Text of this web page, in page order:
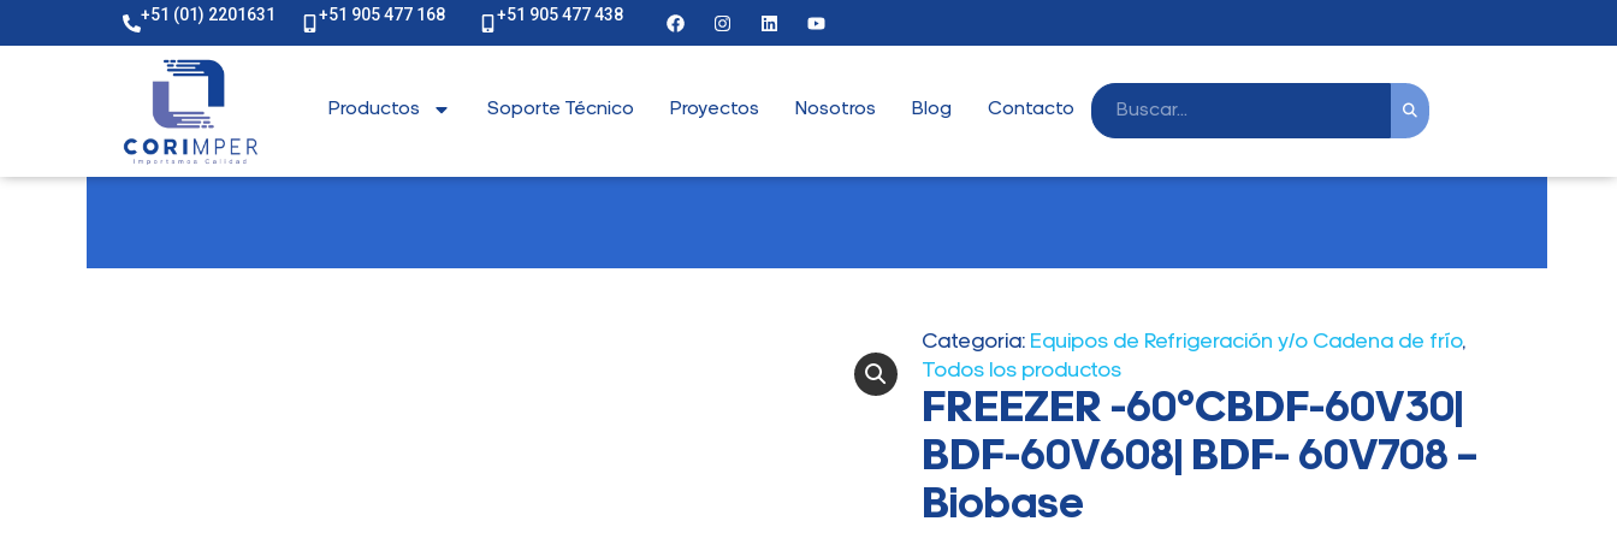
+51 (01) 2201631 +51 905 477 168 +51 905 477 438
Productos Soporte Técnico Proyectos Nosotros Blog Contacto
Categoria: Equipos de Refrigeración y/o Cadena de frío,
Todos los productos
FREEZER -60°CBDF-60V30|
BDF-60V608| BDF- 60V708 –
Biobase